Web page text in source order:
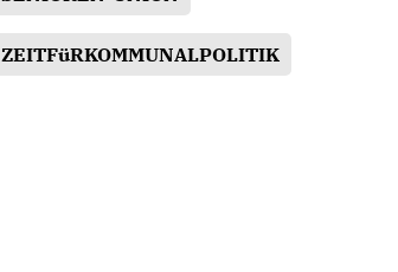
ZEITFüRKOMMUNALPOLITIK